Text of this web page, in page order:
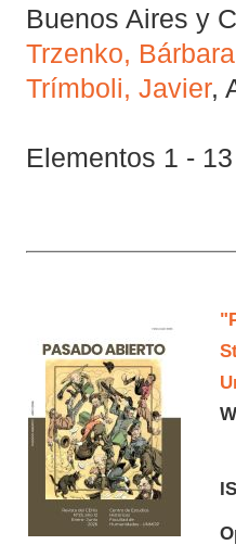
Buenos Aires y
Trzenko, Bárbara
Trímboli, Javier,
Elementos 1 -